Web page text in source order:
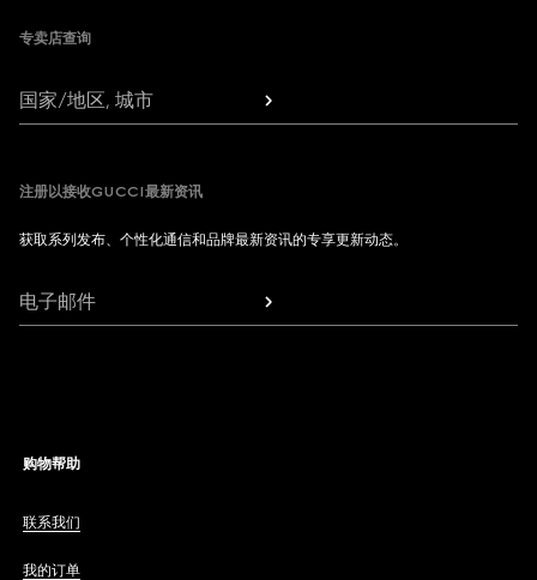
专卖店查询
国家/地区, 城市
注册以接收GUCCI最新资讯
获取系列发布、个性化通信和品牌最新资讯的专享更新动态。
电子邮件
购物帮助
联系我们
我的订单